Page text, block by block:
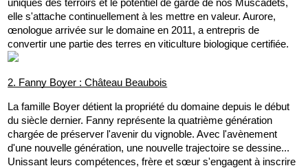
uniques des terroirs et le potentiel de garde de nos Muscadets,
elle s'attache continuellement à les mettre en valeur. Aurore,
œnologue arrivée sur le domaine en 2011, a entrepris de
convertir une partie des terres en viticulture biologique certifiée.
2. Fanny Boyer : Château Beaubois
La famille Boyer détient la propriété du domaine depuis le début
du siècle dernier. Fanny représente la quatrième génération
chargée de préserver l'avenir du vignoble. Avec l'avènement
d'une nouvelle génération, une nouvelle trajectoire se dessine...
Unissant leurs compétences, frère et sœur s'engagent à inscrire